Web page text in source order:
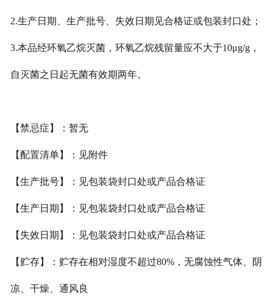
2.生产日期、生产批号、失效日期见合格证或包装封口处；
3.本品经环氧乙烷灭菌，环氧乙烷残留量应不大于10μg/g，
自 灭菌之日起无菌有效期两年。
【禁忌症】：暂无
【配置清单】：见附件
【生产批号】：见包装袋封口处或产品合格证
【生产日期】：见包装袋封口处或产品合格证
【失效日期】：见包装袋封口处或产品合格证
【贮存】：贮存在相对湿度不超过80%，无腐蚀性气体、阴
凉、干燥、通风良